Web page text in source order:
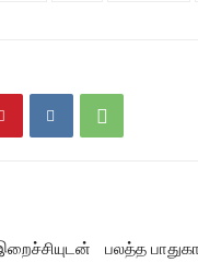
பலத்த